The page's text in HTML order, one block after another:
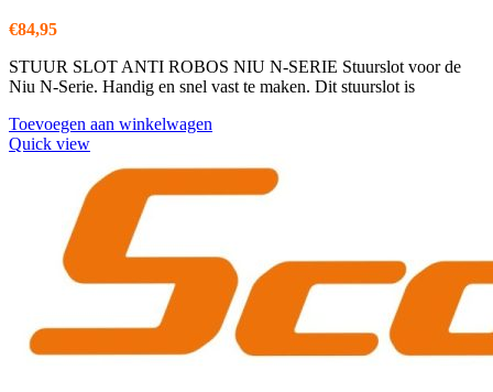
€84,95
STUUR SLOT ANTI ROBOS NIU N-SERIE Stuurslot voor de
Niu N-Serie. Handig en snel vast te maken. Dit stuurslot is
Toevoegen aan winkelwagen
Quick view